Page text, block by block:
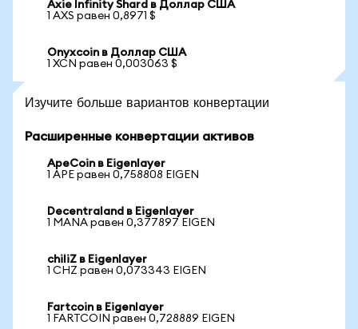
Axie Infinity Shard в Доллар США
1 AXS равен 0,8971 $
Onyxcoin в Доллар США
1 XCN равен 0,003063 $
Изучите больше вариантов конвертации
Расширенные конвертации активов
ApeCoin в Eigenlayer
1 APE равен 0,758808 EIGEN
Decentraland в Eigenlayer
1 MANA равен 0,377897 EIGEN
chiliZ в Eigenlayer
1 CHZ равен 0,073343 EIGEN
Fartcoin в Eigenlayer
1 FARTCOIN равен 0,728889 EIGEN